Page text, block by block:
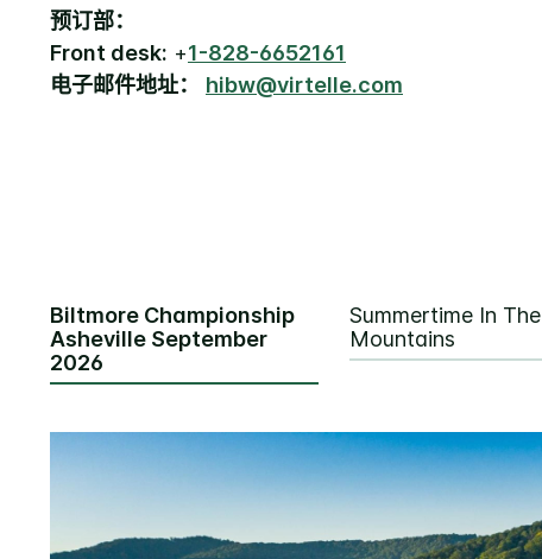
预订部：
Front desk: +1-828-6652161
电子邮件地址：
hibw@virtelle.com
Biltmore Championship
Asheville September
2026
Summertime In The
Mountains